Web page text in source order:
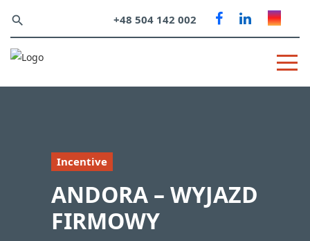
search +48 504 142 002
Incentive
ANDORA – WYJAZD
FIRMOWY